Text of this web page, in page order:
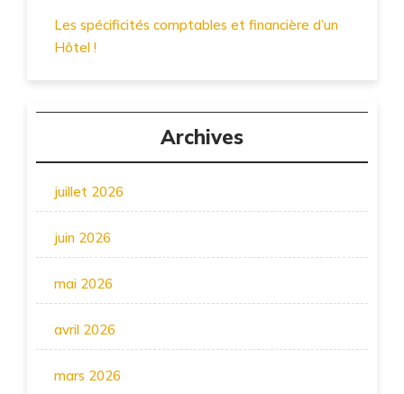
Les spécificités comptables et financière d’un
Hôtel !
Archives
juillet 2026
juin 2026
mai 2026
avril 2026
mars 2026